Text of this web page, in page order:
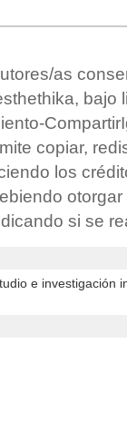
as
bajo
copiar,
los
si se
e investigación